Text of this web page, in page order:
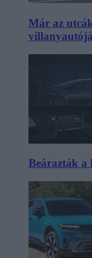
Már az
Beárazták a